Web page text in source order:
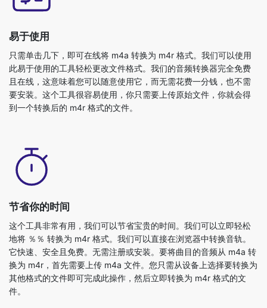
只需单击几下，即可在线将 m4a 转换为 m4r 格式。我们可以使用
且在线，这意味着您可以随意使用它，而无需花费一分钱，也不需
要安装。这个工具很容易使用，你只需要上传原始文件，你就会得
到一个转换后的 m4r 格式的文件。
节省你的时间
这个工具非常有用，我们可以节省宝贵的时间。我们可以立即轻松
它快速、安全且免费。无需注册或安装。要将曲目的音频从 m4a 转
换为 m4r，首先需要上传 m4a 文件。您只需从设备上选择要转换为
其他格式的文件即可完成此操作，然后立即转换为 m4r 格式的文
件。